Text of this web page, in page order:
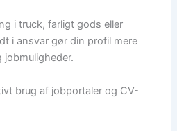
i truck, farligt gods eller
i ansvar gør din profil mere
brug af jobportaler og CV-